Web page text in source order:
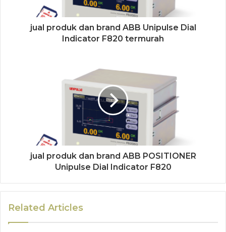
jual produk dan brand ABB Unipulse Dial
Indicator F820 termurah
jual produk dan brand ABB POSITIONER
Unipulse Dial Indicator F820
Related Articles